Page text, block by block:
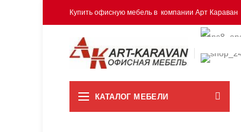
Купить офисную мебель в компании Арт Караван
КАТАЛОГ МЕБЕЛИ